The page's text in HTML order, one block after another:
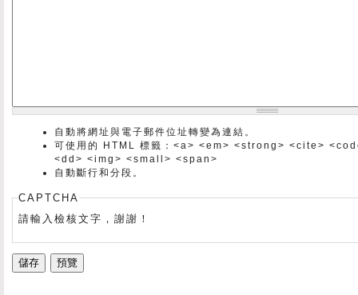
自動將網址與電子郵件位址轉變為連結。
可使用的 HTML 標籤：<a> <em> <strong> <cite>
<dd> <img> <small> <span>
自動斷行和分段。
CAPTCHA
請輸入檢核文字，謝謝！